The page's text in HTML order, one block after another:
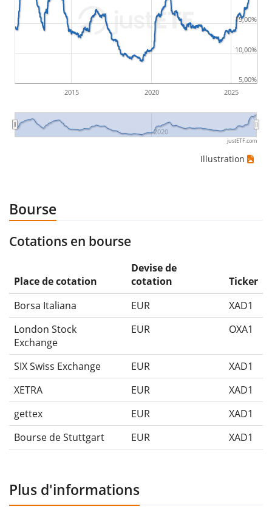
2015 2020 2025
2020
5,00%
10,00%
15,00%
justETF.com
Illustration
Bourse
Cotations en bourse
Place de cotation
Devise de
cotation
Ticker
Borsa Italiana
EUR
XAD1
London Stock
Exchange
EUR OXA1
SIX Swiss Exchange EUR
XAD1
XETRA
EUR
XAD1
gettex
EUR
XAD1
Bourse de Stuttgart
EUR XAD1
Plus d'informations